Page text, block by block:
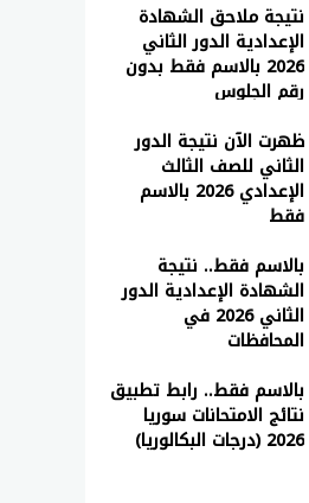
نتيجة ملاحق الشهادة
الإعدادية الدور الثاني
2026 بالاسم فقط بدون
رقم الجلوس
ظهرت الآن نتيجة الدور
الثاني للصف الثالث
الإعدادي 2026 بالاسم
فقط
بالاسم فقط.. نتيجة
الشهادة الإعدادية الدور
الثاني 2026 في
المحافظات
بالاسم فقط.. رابط تطبيق
نتائج الامتحانات سوريا
2026 (درجات البكالوريا)